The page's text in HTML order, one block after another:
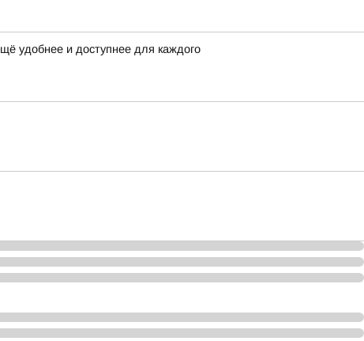
удобнее и доступнее для каждого